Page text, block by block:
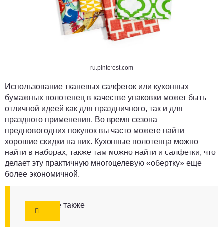
ru.pinterest.com
Использование тканевых салфеток или кухонных
бумажных полотенец в качестве упаковки может быть
отличной идеей как для праздничного, так и для
праздного применения. Во время сезона
предновогодних покупок вы часто можете найти
хорошие скидки на них. Кухонные полотенца можно
найти в наборах, также там можно найти и салфетки, что
делает эту практичную многоцелевую «обертку» еще
более экономичной.
Смотрите также